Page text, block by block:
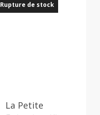
Rupture de stock
La Petite